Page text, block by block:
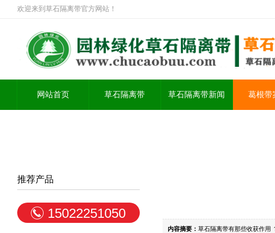
欢迎来到草石隔离带官方网站！
网站首页 草石隔离带 草石隔离带新闻 葛根带
推荐产品
15022251050
内容摘要： 草石隔离带有那些收获作用